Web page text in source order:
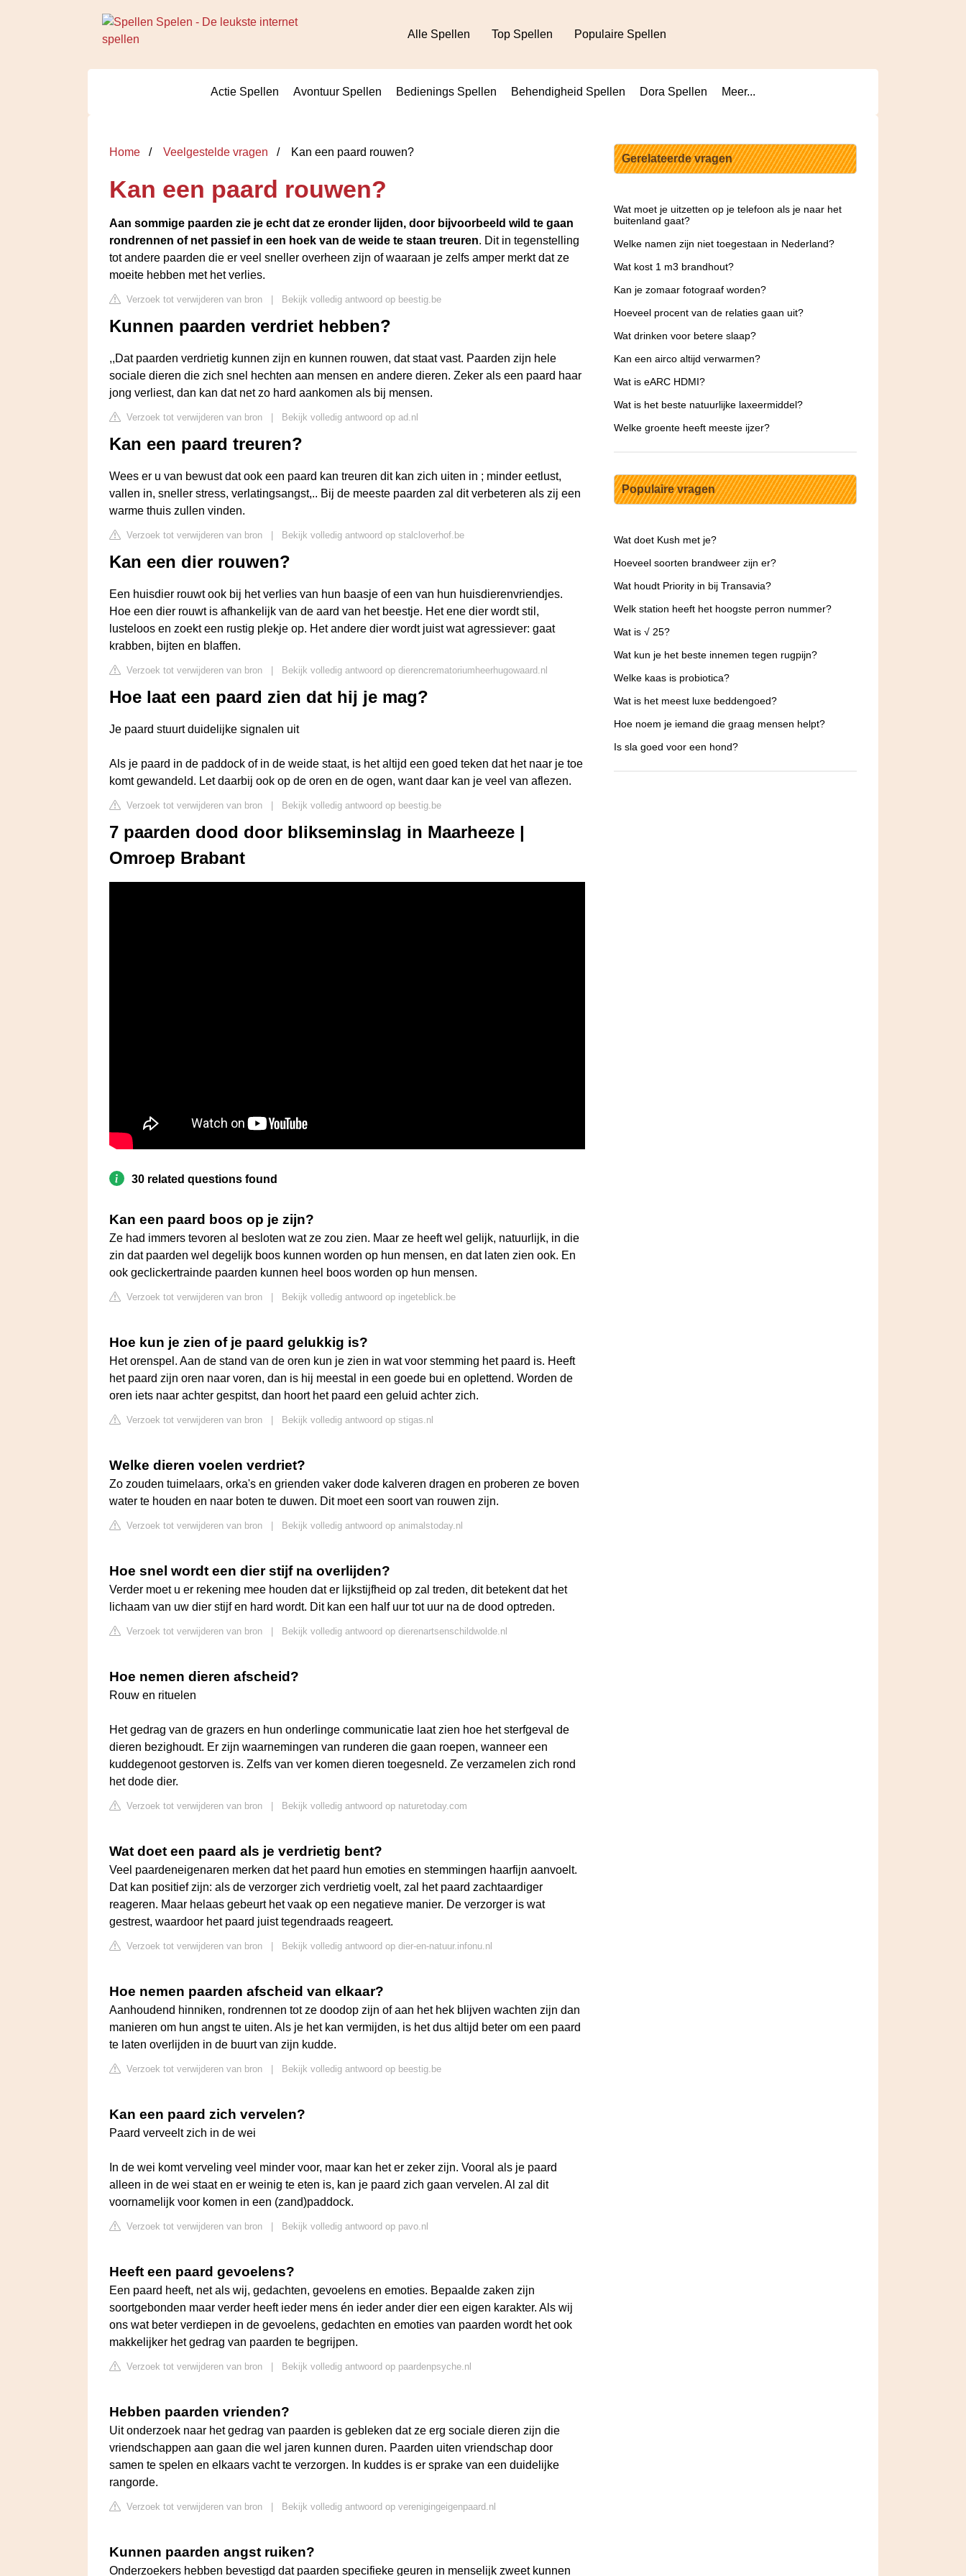
Alle Spellen Top Spellen Populaire Spellen
Actie Spellen Avontuur Spellen Bedienings Spellen Behendigheid Spellen Dora Spellen Meer...
Home Veelgestelde vragen Kan een paard rouwen?
Kan een paard rouwen?
Aan sommige paarden zie je echt dat ze eronder lijden, door bijvoorbeeld wild te gaan
rondrennen of net passief in een hoek van de weide te staan treuren. Dit in tegenstelling
tot andere paarden die er veel sneller overheen zijn of waaraan je zelfs amper merkt dat ze
moeite hebben met het verlies.
Verzoek tot verwijderen van bron Bekijk volledig antwoord op beestig.be
Kunnen paarden verdriet hebben?
,,Dat paarden verdrietig kunnen zijn en kunnen rouwen, dat staat vast. Paarden zijn hele
sociale dieren die zich snel hechten aan mensen en andere dieren. Zeker als een paard haar
jong verliest, dan kan dat net zo hard aankomen als bij mensen.
Verzoek tot verwijderen van bron Bekijk volledig antwoord op ad.nl
Kan een paard treuren?
Wees er u van bewust dat ook een paard kan treuren dit kan zich uiten in ; minder eetlust,
vallen in, sneller stress, verlatingsangst,.. Bij de meeste paarden zal dit verbeteren als zij een
warme thuis zullen vinden.
Verzoek tot verwijderen van bron Bekijk volledig antwoord op stalcloverhof.be
Kan een dier rouwen?
Een huisdier rouwt ook bij het verlies van hun baasje of een van hun huisdierenvriendjes.
Hoe een dier rouwt is afhankelijk van de aard van het beestje. Het ene dier wordt stil,
lusteloos en zoekt een rustig plekje op. Het andere dier wordt juist wat agressiever: gaat
krabben, bijten en blaffen.
Verzoek tot verwijderen van bron Bekijk volledig antwoord op dierencrematoriumheerhugowaard.nl
Hoe laat een paard zien dat hij je mag?
Je paard stuurt duidelijke signalen uit
Als je paard in de paddock of in de weide staat, is het altijd een goed teken dat het naar je toe
komt gewandeld. Let daarbij ook op de oren en de ogen, want daar kan je veel van aflezen.
Verzoek tot verwijderen van bron Bekijk volledig antwoord op beestig.be
7 paarden dood door blikseminslag in Maarheeze |
Omroep Brabant
30 related questions found
Kan een paard boos op je zijn?
Ze had immers tevoren al besloten wat ze zou zien. Maar ze heeft wel gelijk, natuurlijk, in die
zin dat paarden wel degelijk boos kunnen worden op hun mensen, en dat laten zien ook. En
ook geclickertrainde paarden kunnen heel boos worden op hun mensen.
Verzoek tot verwijderen van bron Bekijk volledig antwoord op ingeteblick.be
Hoe kun je zien of je paard gelukkig is?
Het orenspel. Aan de stand van de oren kun je zien in wat voor stemming het paard is. Heeft
het paard zijn oren naar voren, dan is hij meestal in een goede bui en oplettend. Worden de
oren iets naar achter gespitst, dan hoort het paard een geluid achter zich.
Verzoek tot verwijderen van bron Bekijk volledig antwoord op stigas.nl
Welke dieren voelen verdriet?
Zo zouden tuimelaars, orka's en grienden vaker dode kalveren dragen en proberen ze boven
water te houden en naar boten te duwen. Dit moet een soort van rouwen zijn.
Verzoek tot verwijderen van bron Bekijk volledig antwoord op animalstoday.nl
Hoe snel wordt een dier stijf na overlijden?
Verder moet u er rekening mee houden dat er lijkstijfheid op zal treden, dit betekent dat het
lichaam van uw dier stijf en hard wordt. Dit kan een half uur tot uur na de dood optreden.
Verzoek tot verwijderen van bron Bekijk volledig antwoord op dierenartsenschildwolde.nl
Hoe nemen dieren afscheid?
Rouw en rituelen
Het gedrag van de grazers en hun onderlinge communicatie laat zien hoe het sterfgeval de
dieren bezighoudt. Er zijn waarnemingen van runderen die gaan roepen, wanneer een
kuddegenoot gestorven is. Zelfs van ver komen dieren toegesneld. Ze verzamelen zich rond
het dode dier.
Verzoek tot verwijderen van bron Bekijk volledig antwoord op naturetoday.com
Wat doet een paard als je verdrietig bent?
Veel paardeneigenaren merken dat het paard hun emoties en stemmingen haarfijn aanvoelt.
Dat kan positief zijn: als de verzorger zich verdrietig voelt, zal het paard zachtaardiger
reageren. Maar helaas gebeurt het vaak op een negatieve manier. De verzorger is wat
gestrest, waardoor het paard juist tegendraads reageert.
Verzoek tot verwijderen van bron Bekijk volledig antwoord op dier-en-natuur.infonu.nl
Hoe nemen paarden afscheid van elkaar?
Aanhoudend hinniken, rondrennen tot ze doodop zijn of aan het hek blijven wachten zijn dan
manieren om hun angst te uiten. Als je het kan vermijden, is het dus altijd beter om een paard
te laten overlijden in de buurt van zijn kudde.
Verzoek tot verwijderen van bron Bekijk volledig antwoord op beestig.be
Kan een paard zich vervelen?
Paard verveelt zich in de wei
In de wei komt verveling veel minder voor, maar kan het er zeker zijn. Vooral als je paard
alleen in de wei staat en er weinig te eten is, kan je paard zich gaan vervelen. Al zal dit
voornamelijk voor komen in een (zand)paddock.
Verzoek tot verwijderen van bron Bekijk volledig antwoord op pavo.nl
Heeft een paard gevoelens?
Een paard heeft, net als wij, gedachten, gevoelens en emoties. Bepaalde zaken zijn
soortgebonden maar verder heeft ieder mens én ieder ander dier een eigen karakter. Als wij
ons wat beter verdiepen in de gevoelens, gedachten en emoties van paarden wordt het ook
makkelijker het gedrag van paarden te begrijpen.
Verzoek tot verwijderen van bron Bekijk volledig antwoord op paardenpsyche.nl
Hebben paarden vrienden?
Uit onderzoek naar het gedrag van paarden is gebleken dat ze erg sociale dieren zijn die
vriendschappen aan gaan die wel jaren kunnen duren. Paarden uiten vriendschap door
samen te spelen en elkaars vacht te verzorgen. In kuddes is er sprake van een duidelijke
rangorde.
Verzoek tot verwijderen van bron Bekijk volledig antwoord op verenigingeigenpaard.nl
Kunnen paarden angst ruiken?
Onderzoekers hebben bevestigd dat paarden specifieke geuren in menselijk zweet kunnen
Gerelateerde vragen
Wat moet je uitzetten op je telefoon als je naar het
buitenland gaat?
Welke namen zijn niet toegestaan in Nederland?
Wat kost 1 m3 brandhout?
Kan je zomaar fotograaf worden?
Hoeveel procent van de relaties gaan uit?
Wat drinken voor betere slaap?
Kan een airco altijd verwarmen?
Wat is eARC HDMI?
Wat is het beste natuurlijke laxeermiddel?
Welke groente heeft meeste ijzer?
Populaire vragen
Wat doet Kush met je?
Hoeveel soorten brandweer zijn er?
Wat houdt Priority in bij Transavia?
Welk station heeft het hoogste perron nummer?
Wat is √ 25?
Wat kun je het beste innemen tegen rugpijn?
Welke kaas is probiotica?
Wat is het meest luxe beddengoed?
Hoe noem je iemand die graag mensen helpt?
Is sla goed voor een hond?